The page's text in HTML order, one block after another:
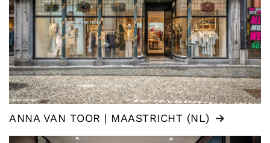
ANNA VAN TOOR | MAASTRICHT (NL)